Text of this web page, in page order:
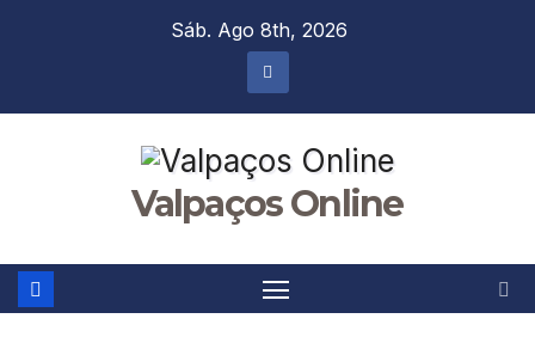
Sáb. Ago 8th, 2026
Valpaços Online